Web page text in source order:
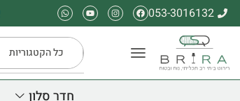
053-3016132
חדר סלון